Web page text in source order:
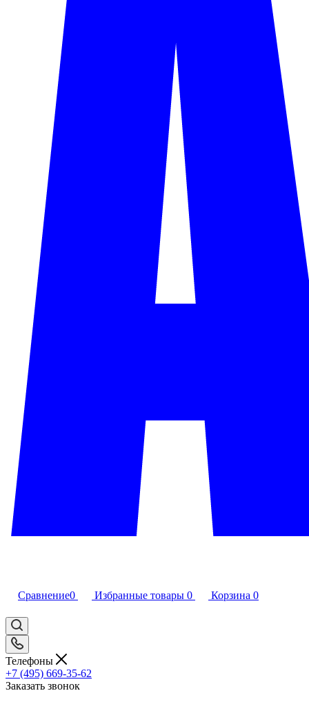
Сравнение0 Избранные товары 0 Корзина 0
Телефоны
+7 (495) 669-35-62
Заказать звонок